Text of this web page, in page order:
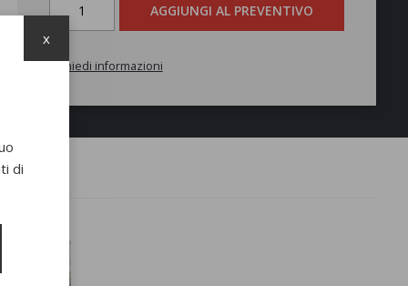
AGGIUNGI AL PREVENTIVO
Richiedi informazioni
di
x